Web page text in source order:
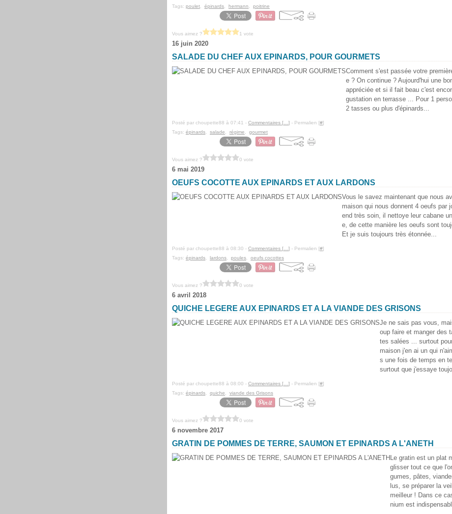
Tags: poulet épinards hermann poitrine
Vous aimez ? 1 vote
16 juin 2020
SALADE DU CHEF AUX EPINARDS, POUR GOURMETS
Comment s'est passée votre
e ? On continue ? Aujourd'hui une
appréciée et si il fait beau c'est
gustation en terrasse ... Pour 1
2 tasses ou plus d'épinards...
Posté par choupette88 à 07:41 - Commentaires [ ] - Permalien [#]
Tags: épinards salade régime gourmet
Vous aimez ? 0 vote
6 mai 2019
OEUFS COCOTTE AUX EPINARDS ET AUX LARDONS
Vous le savez maintenant que nous
maison qui nous donnent 4 oeufs par
end très soin, il nettoye leur cabane
e, de cette manière les oeufs sont
Et je suis toujours très étonnée...
Posté par choupette88 à 08:30 - Commentaires [ ] - Permalien [#]
Tags: épinards lardons poules oeufs cocottes
Vous aimez ? 0 vote
6 avril 2018
QUICHE LEGERE AUX EPINARDS ET A LA VIANDE DES GRISONS
Je ne sais pas vous,
oup faire et manger des
tes salées ... surtout
maison j'en ai un qui
s une fois de temps en
surtout que j'essaye
Posté par choupette88 à 08:00 - Commentaires [ ] - Permalien [#]
Tags: épinards quiche viande des Grisons
Vous aimez ? 0 vote
6 novembre 2017
GRATIN DE POMMES DE TERRE, SAUMON ET EPINARDS A L'ANETH
Le gratin est un plat
glisser tout ce que
gumes, pâtes,
lus, se préparer la
meilleur ! Dans ce
nium est